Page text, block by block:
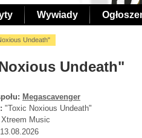
Wywiady
Undeath"
Undeath"
Megascavenger
"Toxic Noxious Undeath"
Xtreem Music
13.08.2026